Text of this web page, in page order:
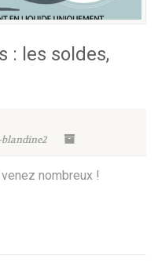
: les soldes,
blandine2
venez nombreux !